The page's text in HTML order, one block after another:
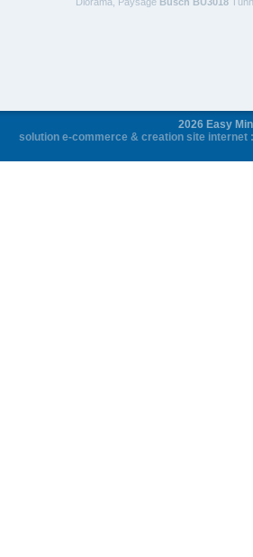
2026 Easy
solution e-commerce & creation site internet